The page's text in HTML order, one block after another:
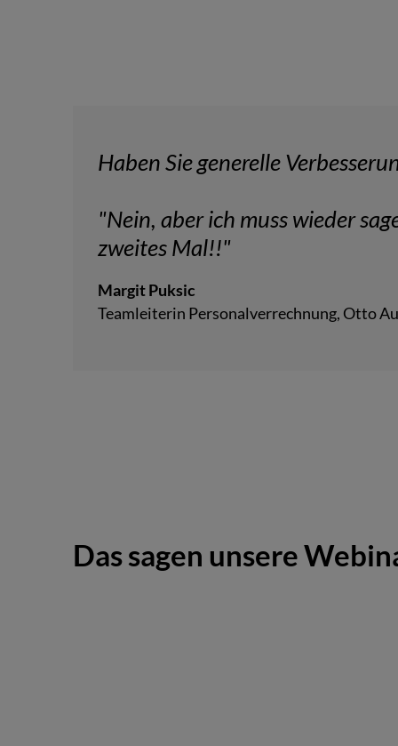
Haben Sie generelle
"Nein, aber ich muss wieder
zweites Mal!!"
Margit Puksic
Teamleiterin Personalverrechnung, Otto
Das sagen unsere